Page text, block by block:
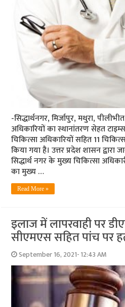
-सिद्धार्थनगर, मिर्जापुर, मथुरा,
अधिकारियों का स्थानांतरण सेहत
चिकित्सा अधिकारियों सहित 11
किया गया है। उत्तर प्रदेश शासन
सिद्धार्थ नगर के मुख्य चिकित्सा
का मुख्य …
Read More »
इलाज में लापरवाही पर
सीएमएस सहित पांच पर
September 16, 2021- 12:43 AM